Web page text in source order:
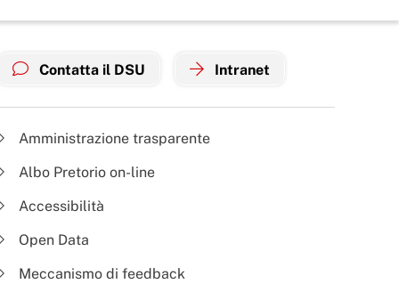
Contatta il DSU Intranet
Amministrazione trasparente
Albo Pretorio on-line
Accessibilità
Open Data
Meccanismo di feedback